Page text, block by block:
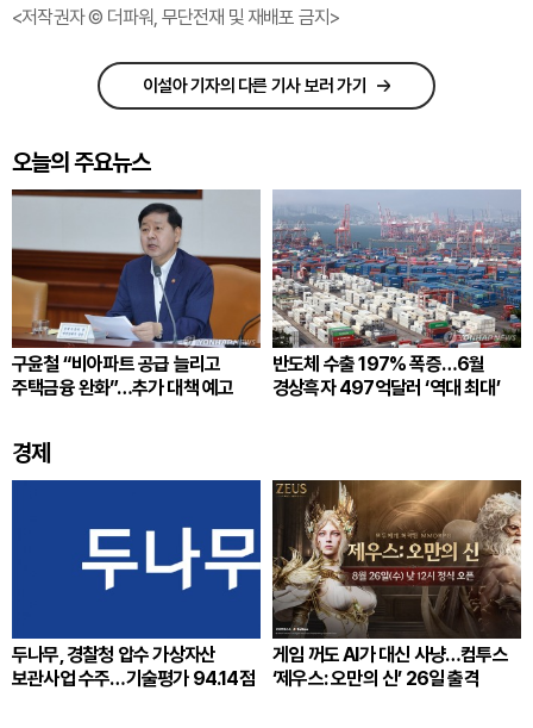
<저작권자 © 더파워, 무단전재 및 재배포 금지>
이설아 기자의 다른 기사 보러 가기
오늘의 주요뉴스
구윤철 “비아파트 공급 늘리고
주택금융 완화”…추가 대책 예고
반도체 수출 197% 폭증…6월
경상흑자 497억달러 ‘역대 최대’
경제
두나무, 경찰청 압수 가상자산
보관사업 수주…기술평가 94.14점
게임 꺼도 AI가 대신 사냥…컴투스
‘제우스: 오만의 신’ 26일 출격